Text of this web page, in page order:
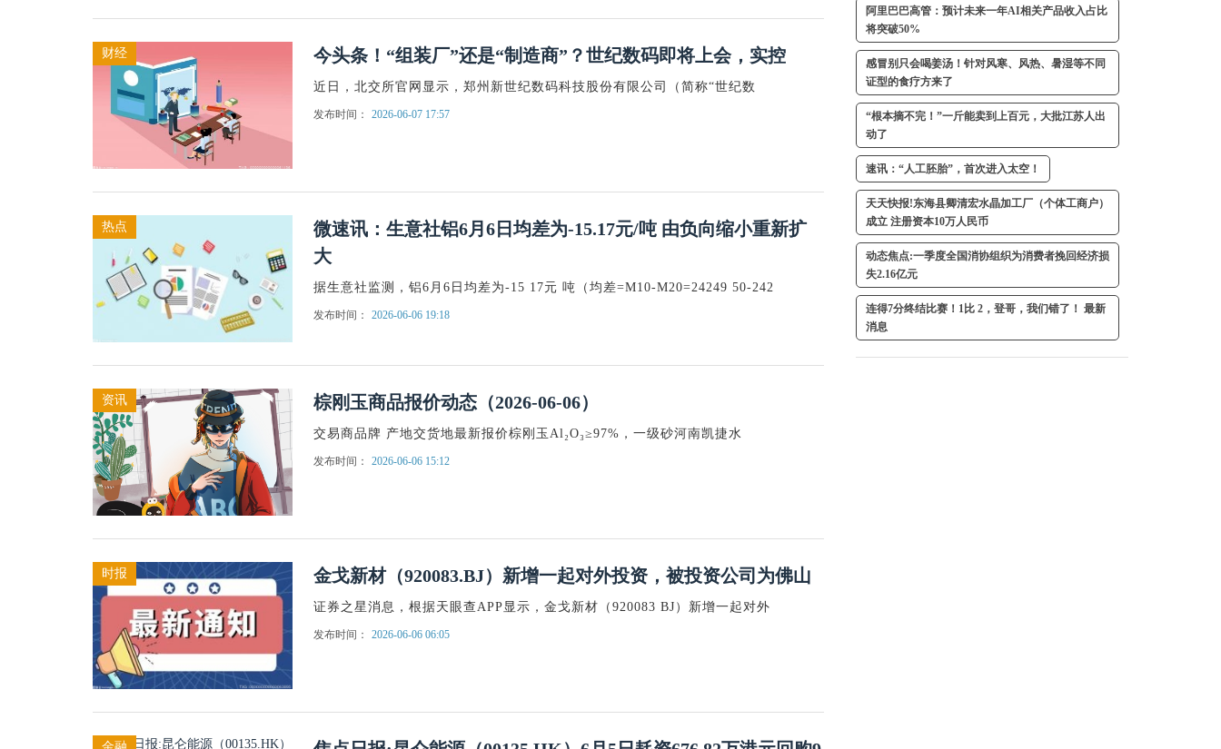
财经 今头条！“组装厂”还是“制造商”？世纪数码即将上会，实控
近日，北交所官网显示，郑州新世纪数码科技股份有限公司（简称“世纪数
发布时间： 2026-06-07 17:57
热点
微速讯：生意社铝6月6日均差为-15.17元/吨 由负向缩小重新扩
大
据生意社监测，铝6月6日均差为-15 17元 吨（均差=M10-M20=24249 50-242
发布时间： 2026-06-06 19:18
资讯 棕刚玉商品报价动态（2026-06-06）
交易商品牌 产地交货地最新报价棕刚玉Al₂O₃≥97%，一级砂河南凯捷水
发布时间： 2026-06-06 15:12
时报 金戈新材（920083.BJ）新增一起对外投资，被投资公司为佛山
证券之星消息，根据天眼查APP显示，金戈新材（920083 BJ）新增一起对外
发布时间： 2026-06-06 06:05
阿里巴巴高管：预计未来一年AI相关产品收入占比
将突破50%
感冒别只会喝姜汤！针对风寒、风热、暑湿等不同
证型的食疗方来了
“根本摘不完！”一斤能卖到上百元，大批江苏人出
动了
速讯：“人工胚胎”，首次进入太空！
天天快报!东海县卿清宏水晶加工厂（个体工商户）
成立 注册资本10万人民币
动态焦点:一季度全国消协组织为消费者挽回经济损
失2.16亿元
连得7分终结比赛！1比 2，登哥，我们错了！ 最新
消息